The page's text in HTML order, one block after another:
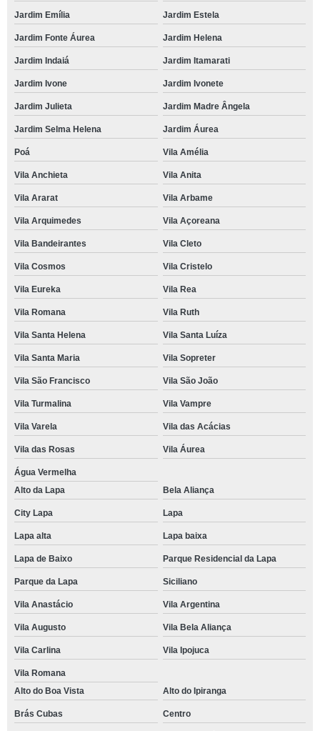
Jardim Emília Jardim Estela
Jardim Fonte Áurea Jardim Helena
Jardim Indaiá Jardim Itamarati
Jardim Ivone Jardim Ivonete
Jardim Julieta Jardim Madre Ângela
Jardim Selma Helena Jardim Áurea
Poá Vila Amélia
Vila Anchieta Vila Anita
Vila Ararat Vila Arbame
Vila Arquimedes Vila Açoreana
Vila Bandeirantes Vila Cleto
Vila Cosmos Vila Cristelo
Vila Eureka Vila Rea
Vila Romana Vila Ruth
Vila Santa Helena Vila Santa Luíza
Vila Santa Maria Vila Sopreter
Vila São Francisco Vila São João
Vila Turmalina Vila Vampre
Vila Varela Vila das Acácias
Vila das Rosas Vila Áurea
Água Vermelha
Alto da Lapa
Bela Aliança
City Lapa Lapa
Lapa alta Lapa baixa
Lapa de Baixo Parque Residencial da Lapa
Parque da Lapa Siciliano
Vila Anastácio Vila Argentina
Vila Augusto Vila Bela Aliança
Vila Carlina Vila Ipojuca
Vila Romana
Alto do Boa Vista
Alto do Ipiranga
Brás Cubas Centro